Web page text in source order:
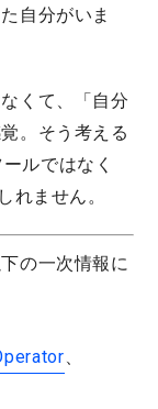
自分がいま
くて、「自分
。そう考える
ルではなく
れません。
の一次情報に
、